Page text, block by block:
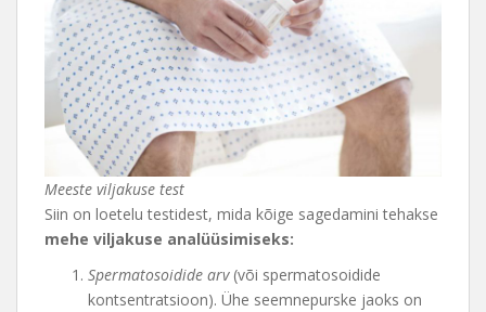
Meeste viljakuse test
Siin on loetelu testidest, mida kõige sagedamini tehakse
mehe viljakuse analüüsimiseks:
Spermatosoidide arv(või spermatosoidide
kontsentratsioon). Ühe seemnepurske jaoks on